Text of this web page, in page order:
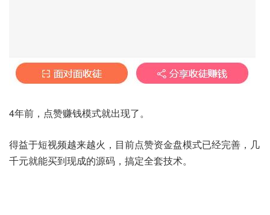
4年前，点赞赚钱模式就出现了。
得益于短视频越来越火，目前点赞资金盘模式已经完善，几
千元就能买到现成的源码，搞定全套技术。